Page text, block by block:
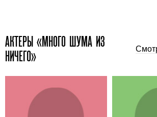
АКТЕРЫ «МНОГО ШУМА ИЗ
НИЧЕГО»